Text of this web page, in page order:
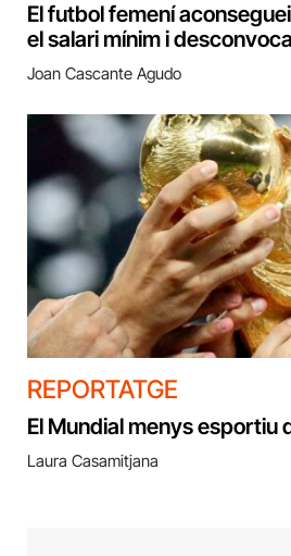
El futbol femení
el salari mínim i
Joan Cascante Agudo
REPORTATGE
El Mundial menys esportiu
Laura Casamitjana